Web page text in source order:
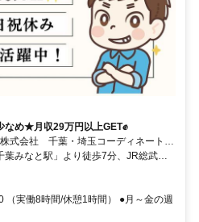
なめ★月収29万円以上GET✊
式会社 千葉・埼玉コーディネートセ
葉みなと駅」より徒歩7分、JR総武線
★交通費全額支給
（実働8時間/休憩1時間） ●月～金の週